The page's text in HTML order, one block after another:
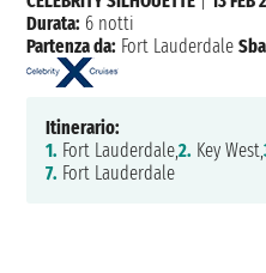
Durata: 6 notti
Partenza da: Fort Lauderdale
Itinerario:
1. Fort Lauderdale,2. Key West,
7. Fort Lauderdale